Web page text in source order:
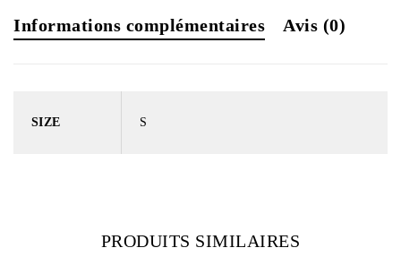
Informations complémentaires Avis (0)
SIZE S
PRODUITS SIMILAIRES